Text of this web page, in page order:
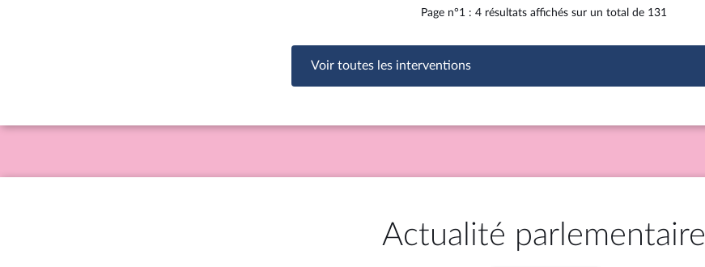
Page n°1 : 4 résultats affichés sur un total de 131
Voir toutes les interventions
Actualité parlementaire